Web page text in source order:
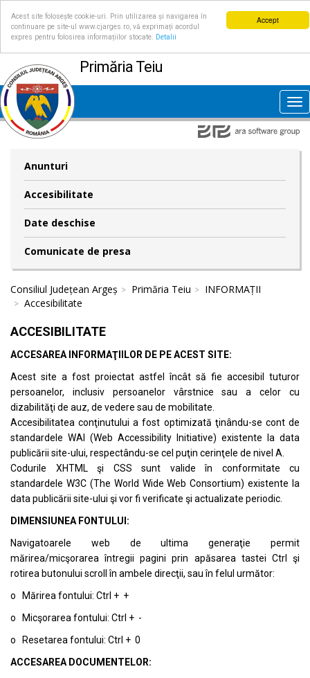
Accept
Acest site folosește cookie-uri. Prin utilizarea și navigarea în
continuare pe site-ul www.cjarges.ro, vă exprimați acordul
expres pentru folosirea informațiilor stocate.
Detalii
Primăria Teiu
Anunturi
Accesibilitate
Date deschise
Comunicate de presa
Consiliul Județean Argeș Primăria Teiu
INFORMAȚII
Accesibilitate
ACCESIBILITATE
ACCESAREA INFORMAŢIILOR DE PE ACEST SITE:
Acest site a fost proiectat astfel încât să fie accesibil tuturor
persoanelor, inclusiv persoanelor vârstnice sau a celor cu
dizabilităţi de auz, de vedere sau de mobilitate.
Accesibilitatea conţinutului a fost optimizată ţinându-se cont de
standardele WAI (Web Accessibility Initiative) existente la data
publicării site-ului, respectându-se cel puţin cerinţele de nivel A.
Codurile XHTML şi CSS sunt valide în conformitate cu
standardele W3C (The World Wide Web Consortium) existente la
data publicării site-ului şi vor fi verificate şi actualizate periodic.
DIMENSIUNEA FONTULUI:
Navigatoarele web de ultima generaţie permit
mărirea/micşorarea întregii pagini prin apăsarea tastei Ctrl şi
rotirea butonului scroll în ambele direcţii, sau în felul următor:
o Mărirea fontului: Ctrl + +
o Micşorarea fontului: Ctrl + -
o Resetarea fontului: Ctrl + 0
ACCESAREA DOCUMENTELOR: